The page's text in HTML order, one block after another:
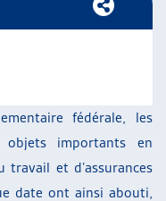
fédérale, les
objets importants en
et d’assurances
date ont ainsi abouti,